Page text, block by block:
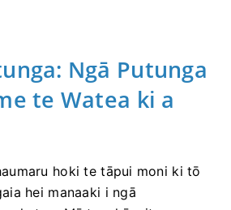
Ngā Putunga
te Watea ki a
hoki te tāpui moni ki tō
hei manaaki i ngā